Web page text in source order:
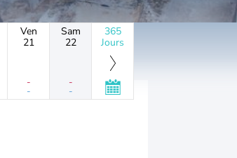
Ven
21
-
-
Sam
22
-
-
365
Jours